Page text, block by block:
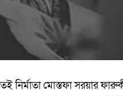
নির্মাতা মোস্তফা